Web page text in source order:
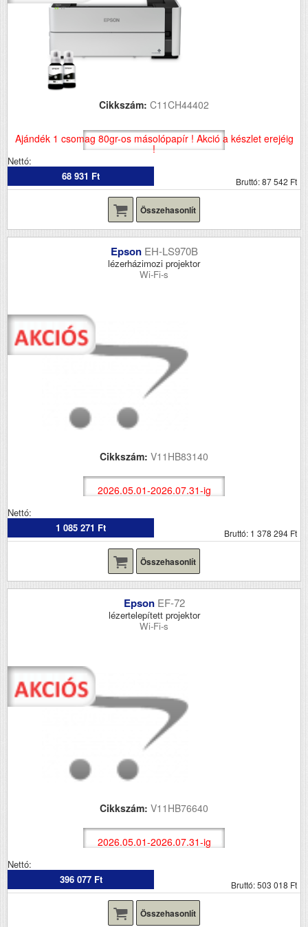
Cikkszám: C11CH44402
Ajándék 1 csomag 80gr-os másolópapír ! Akció a készlet erejéig
!
Nettó:
68 931 Ft
Bruttó: 87 542 Ft
Összehasonlít
Epson EH-LS970B
lézerházimozi projektor
Wi-Fi-s
Cikkszám: V11HB83140
2026.05.01-2026.07.31-ig
Nettó:
1 085 271 Ft
Bruttó: 1 378 294 Ft
Összehasonlít
Epson EF-72
lézertelepített projektor
Wi-Fi-s
Cikkszám: V11HB76640
2026.05.01-2026.07.31-ig
Nettó:
396 077 Ft
Bruttó: 503 018 Ft
Összehasonlít